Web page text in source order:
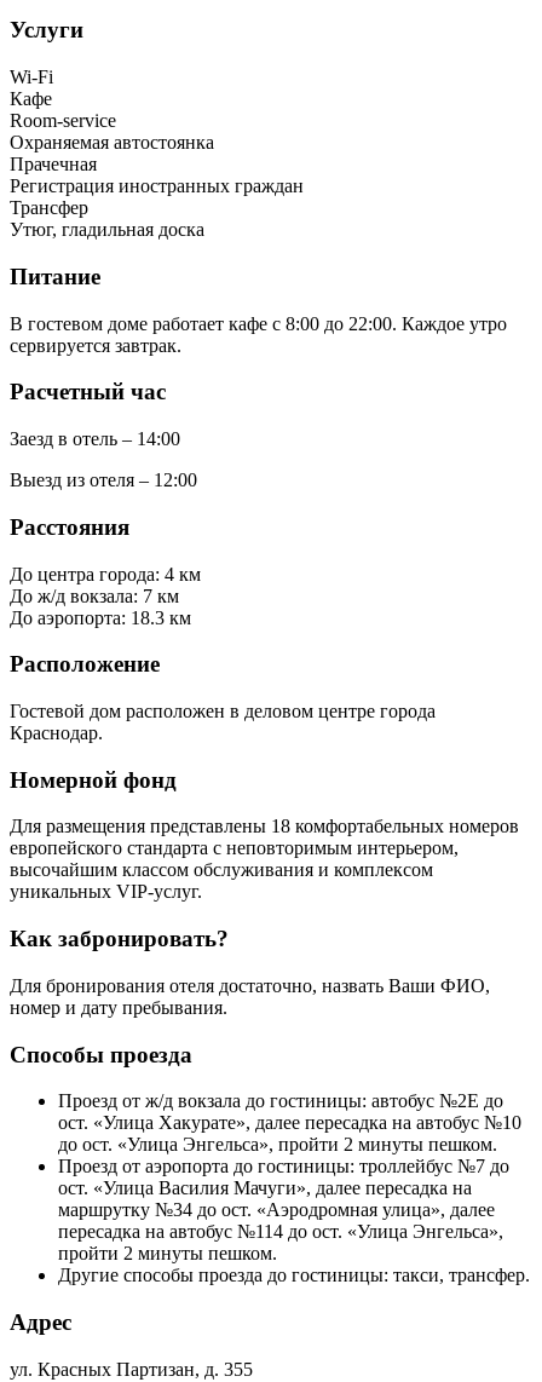
Услуги
Wi-Fi
Кафе
Room-service
Охраняемая автостоянка
Прачечная
Регистрация иностранных граждан
Трансфер
Утюг, гладильная доска
Питание
В гостевом доме работает кафе с 8:00 до 22:00. Каждое утро
сервируется завтрак.
Расчетный час
Заезд в отель – 14:00
Выезд из отеля – 12:00
Расстояния
До центра города: 4 км
До ж/д вокзала: 7 км
До аэропорта: 18.3 км
Расположение
Гостевой дом расположен в деловом центре города
Краснодар.
Номерной фонд
Для размещения представлены 18 комфортабельных номеров
европейского стандарта с неповторимым интерьером,
высочайшим классом обслуживания и комплексом
уникальных VIP-услуг.
Как забронировать?
Для бронирования отеля достаточно, назвать Ваши ФИО,
номер и дату пребывания.
Способы проезда
Проезд от ж/д вокзала до гостиницы: автобус №2Е до
ост. «Улица Хакурате», далее пересадка на автобус №10
до ост. «Улица Энгельса», пройти 2 минуты пешком.
Проезд от аэропорта до гостиницы: троллейбус №7 до
ост. «Улица Василия Мачуги», далее пересадка на
маршрутку №34 до ост. «Аэродромная улица», далее
пересадка на автобус №114 до ост. «Улица Энгельса»,
пройти 2 минуты пешком.
Другие способы проезда до гостиницы: такси, трансфер.
Адрес
ул. Красных Партизан, д. 355